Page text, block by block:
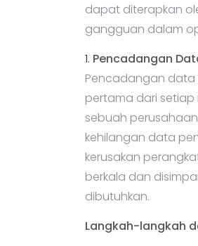
dapat diterapkan
gangguan dalam
1. Pencadangan
Pencadangan data
pertama dari
sebuah
kehilangan data
kerusakan
berkala dan
dibutuhkan.
Langkah-langkah